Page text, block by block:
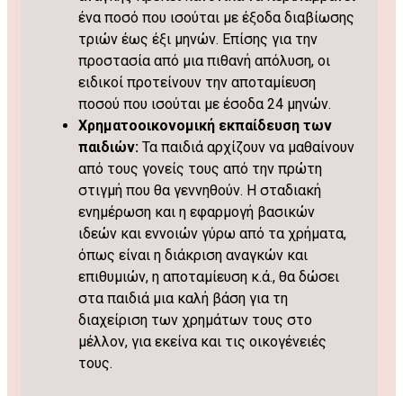
ένα ποσό που ισούται με έξοδα διαβίωσης
τριών έως έξι μηνών. Επίσης για την
προστασία από μια πιθανή απόλυση, οι
ειδικοί προτείνουν την αποταμίευση
ποσού που ισούται με έσοδα 24 μηνών.
Χρηματοοικονομική εκπαίδευση των
παιδιών:Τα παιδιά αρχίζουν να μαθαίνουν
από τους γονείς τους από την πρώτη
στιγμή που θα γεννηθούν. Η σταδιακή
ενημέρωση και η εφαρμογή βασικών
ιδεών και εννοιών γύρω από τα χρήματα,
όπως είναι η διάκριση αναγκών και
επιθυμιών, η αποταμίευση κ.ά., θα δώσει
στα παιδιά μια καλή βάση για τη
διαχείριση των χρημάτων τους στο
μέλλον, για εκείνα και τις οικογένειές
τους.